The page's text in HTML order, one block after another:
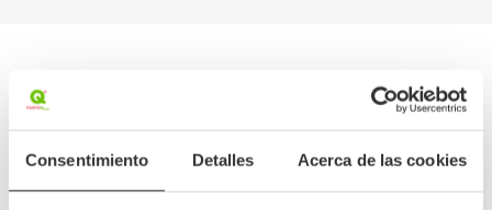
Consentimiento Detalles Acerca de las cookies
Más información
Detalles del producto